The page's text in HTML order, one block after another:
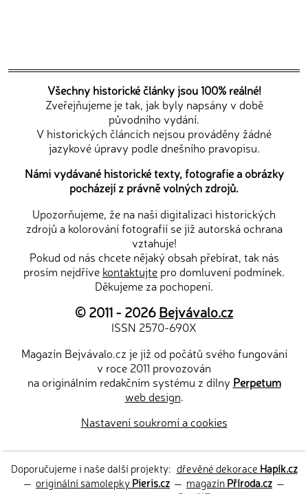
Všechny historické články jsou 100% reálné!
Zveřejňujeme je tak, jak byly napsány v době
původního vydání.
V historických článcích nejsou prováděny žádné
jazykové úpravy podle dnešního pravopisu.
Námi vydávané historické texty, fotografie a obrázky
pocházejí z právně volných zdrojů.
Upozorňujeme, že na naši digitalizaci historických
zdrojů a kolorování fotografií se již autorská ochrana
vztahuje!
Pokud od nás chcete nějaký obsah přebírat, tak nás
prosím nejdříve kontaktujte pro domluvení podmínek.
Děkujeme za pochopení.
© 2011 - 2026Bejvávalo.cz
ISSN 2570-690X
Magazín Bejvávalo.cz je již od počátů svého fungování
v roce 2011 provozován
na originálním redakčním systému z dílny Perpetum
web design.
Nastavení soukromí a cookies
Doporučujeme i naše další projekty: dřevěné dekorace Hapík.cz
— originální samolepkyPieris.cz — magazínPříroda.cz —